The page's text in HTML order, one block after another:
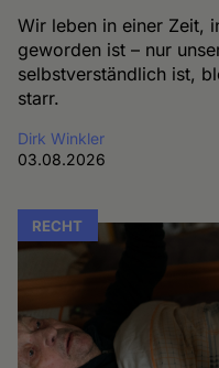
Wir leben in einer Zeit,
geworden ist – nur
selbstverständlich ist,
starr.
Dirk Winkler
03.08.2026
RECHT